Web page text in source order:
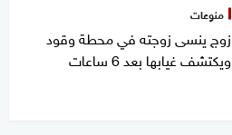
منوعات
زوج ينسى زوجته في محطة وقود
ويكتشف غيابها بعد 6 ساعات